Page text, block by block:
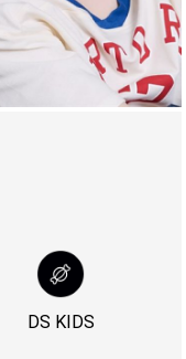
DS KIDS